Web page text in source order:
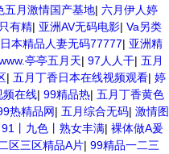
五月激情国产基地| 六月伊人婷
有精| 亚洲AV无码电影| Va另类
日本精品人妻无码77777| 亚洲精
亭亭五月天| 97人人干| 五月
| 五月丁香日本在线视频观看| 婷
频在线| 99精品热| 五月丁香黄色
热精品网| 五月综合无码| 激情图
91丨九色丨熟女丰满| 裸体做A爰
区三区精品A片| 99精品一二三